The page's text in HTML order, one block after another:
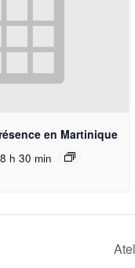
en Martinique
h 30 min